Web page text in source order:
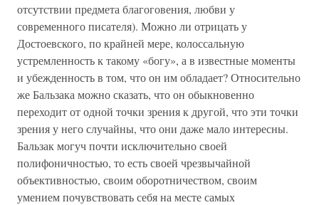
отсутствии предмета благоговения, любви у
современного писателя). Можно ли отрицать у
Достоевского, по крайней мере, колоссальную
устремленность к такому «богу», а в известные моменты
и убежденность в том, что он им обладает? Относительно
же Бальзака можно сказать, что он обыкновенно
переходит от одной точки зрения к другой, что эти точки
зрения у него случайны, что они даже мало интересны.
Бальзак могуч почти исключительно своей
полифоничностью, то есть своей чрезвычайной
объективностью, своим оборотничеством, своим
умением почувствовать себя на месте самых